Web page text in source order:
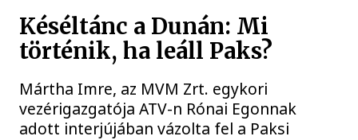
Késéltánc a Dunán: Mi
történik, ha leáll Paks?
Mártha Imre, az MVM Zrt. egykori
vezérigazgatója ATV-n Rónai Egonnak
adott interjújában vázolta fel a Paksi